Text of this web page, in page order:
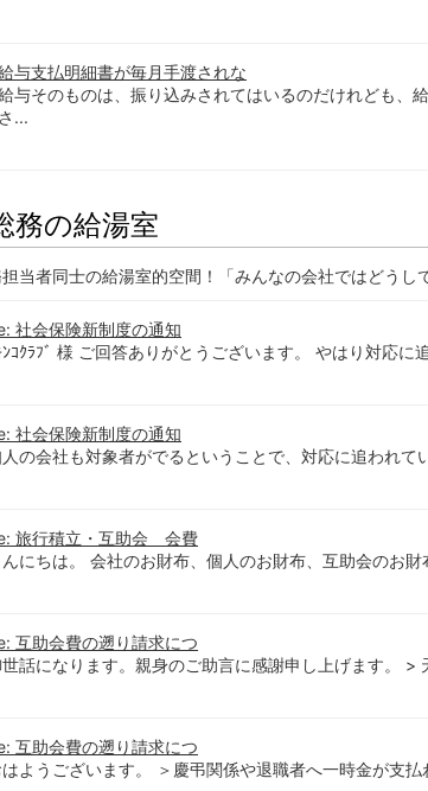
与支払明細書が毎月手渡されな
与そのものは、振り込みされてはいるのだけれども、
さ...
務の給湯室
当者同士の給湯室的空間！「みんなの会社ではどうし
社会保険新制度の通知
ﾝｺｸﾗﾌﾞ 様 ご回答ありがとうございます。 やはり対応に
社会保険新制度の通知
の会社も対象者がでるということで、対応に追われ
旅行積立・互助会 会費
んにちは。 会社のお財布、個人のお財布、互助会のお
互助会費の遡り請求につ
話になります。親身のご助言に感謝申し上げます。 >
互助会費の遡り請求につ
はようございます。 ＞慶弔関係や退職者へ一時金が支